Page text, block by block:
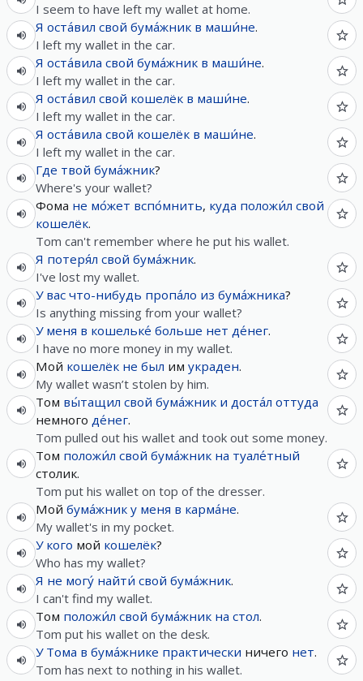
I seem to have left my wallet at home.
Я оста́вил свой бума́жник в маши́не.
I left my wallet in the car.
Я оста́вила свой бума́жник в маши́не.
I left my wallet in the car.
Я оста́вил свой кошелёк в маши́не.
I left my wallet in the car.
Я оста́вила свой кошелёк в маши́не.
I left my wallet in the car.
Где твой бума́жник?
Where's your wallet?
Фома не мо́жет вспо́мнить, куда положи́л свой
кошелёк.
Tom can't remember where he put his wallet.
Я потеря́л свой бума́жник.
I've lost my wallet.
У вас что-нибудь пропа́ло из бума́жника?
Is anything missing from your wallet?
У меня в кошельке́ больше нет де́нег.
I have no more money in my wallet.
Мой кошелёк не был им украден.
My wallet wasn’t stolen by him.
Том вы́тащил свой бума́жник и доста́л оттуда
немного де́нег.
Tom pulled out his wallet and took out some money.
Том положи́л свой бума́жник на туале́тный
столик.
Tom put his wallet on top of the dresser.
Мой бума́жник у меня в карма́не.
My wallet's in my pocket.
У кого мой кошелёк?
Who has my wallet?
Я не могу́ найти́ свой бума́жник.
I can't find my wallet.
Том положи́л свой бума́жник на стол.
Tom put his wallet on the desk.
У Тома в бума́жнике практически ничего нет.
Tom has next to nothing in his wallet.